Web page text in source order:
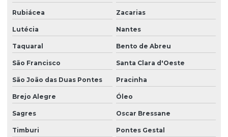
Rubiácea Zacarias
Lutécia Nantes
Taquaral Bento de Abreu
São Francisco Santa Clara d'Oeste
São João das Duas Pontes Pracinha
Brejo Alegre Óleo
Sagres Oscar Bressane
Timburi Pontes Gestal